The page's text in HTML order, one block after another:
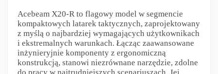
Acebeam X20-R to flagowy model w segmencie
kompaktowych latarek taktycznych, zaprojektowany
z myślą o najbardziej wymagających użytkownikach
i ekstremalnych warunkach. Łącząc zaawansowane
inżynieryjnie komponenty z ergonomiczną
konstrukcją, stanowi niezrównane narzędzie, zdolne